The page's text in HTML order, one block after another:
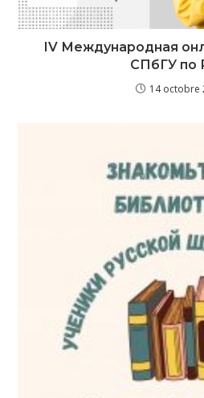
IV Международная
СПбГУ по
14 octobre